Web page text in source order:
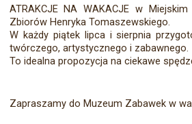
ATRAKCJE NA WAKACJE w
Zbiorów Henryka Tomaszewskiego.
W każdy piątek lipca i sierpnia
twórczego, artystycznego i zabawnego.
To idealna propozycja na ciekawe
Zapraszamy do Muzeum Zabawek w